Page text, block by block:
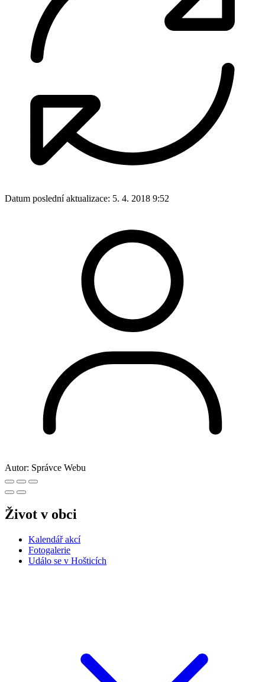
Datum poslední aktualizace: 5. 4. 2018 9:52
Autor: Správce Webu
Život v obci
Kalendář akcí
Fotogalerie
Událo se v Hošticích